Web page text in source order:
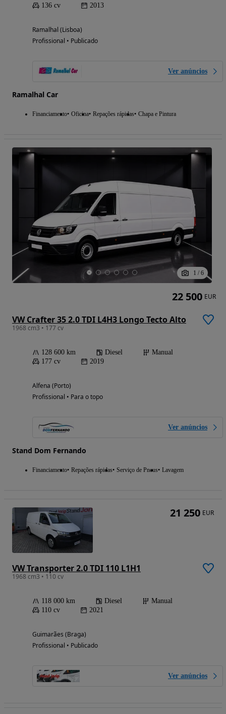
136 cv
2013
Ramalhal (Lisboa)
Profissional • Publicado
Ver anúncios
Ramalhal Car
Financiamento Oficina Repações rápidas Chapa e Pintura
1 / 6
VW Crafter 35 2.0 TDI L4H3 Longo Tecto Alto
1968 cm3 • 177 cv
128 600 km Diesel
Manual
177 cv
2019
Alfena (Porto)
Profissional • Para o topo
Ver anúncios
Stand Dom Fernando
Financiamento Repações rápidas Serviço de Pneus Lavagem
22 500 EUR
VW Transporter 2.0 TDI 110 L1H1
1968 cm3 • 110 cv
118 000 km Diesel
Manual
110 cv
2021
Guimarães (Braga)
Profissional • Publicado
Ver anúncios
21 250 EUR